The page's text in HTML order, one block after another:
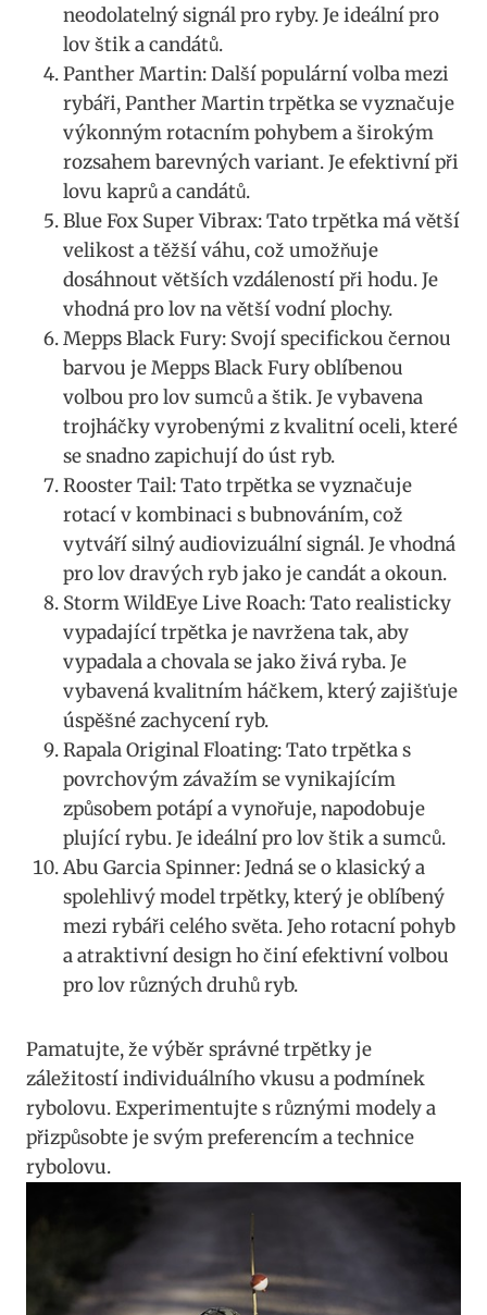
neodolatelný ‌signál pro ⁣ryby. Je ideální pro
‌lov štik a candátů.
Panther⁣ Martin: Další populární volba mezi
rybáři, Panther Martin trpětka se vyznačuje
⁢výkonným rotacním pohybem a širokým
rozsahem barevných variant. Je efektivní ‍při
lovu kaprů a candátů.
Blue Fox Super Vibrax:⁢ Tato trpětka má větší
velikost‍ a těžší váhu, což ​umožňuje
dosáhnout větších vzdáleností při hodu. Je
‍vhodná pro lov⁣ na větší vodní plochy.
Mepps Black ‍Fury: Svojí specifickou černou
‌barvou je Mepps‌ Black Fury oblíbenou
volbou pro lov sumců a‌ štik. Je vybavena
trojháčky‌ vyrobenými z kvalitní oceli, které
se‌ snadno zapichují ⁣do úst ryb.
Rooster Tail: Tato trpětka se vyznačuje
rotací v kombinaci s bubnováním,‍ což
vytváří silný audiovizuální‌ signál.‍ Je vhodná
pro ⁤lov dravých‍ ryb jako je‌ candát a okoun.
Storm⁤ WildEye Live Roach: Tato realisticky
vypadající trpětka je⁢ navržena tak, aby
vypadala a chovala se jako⁤ živá ryba. Je
⁣vybavená kvalitním háčkem, který zajišťuje
úspěšné zachycení ryb.
Rapala Original Floating: Tato trpětka s
povrchovým ⁣závažím se vynikajícím⁤
způsobem potápí a vynořuje, napodobuje
plující⁤ rybu. Je ideální pro lov štik a sumců.
Abu Garcia Spinner: Jedná se o klasický a
spolehlivý model⁢ trpětky, který je oblíbený
mezi rybáři celého světa. Jeho​ rotacní pohyb
a atraktivní design ho činí efektivní‌ volbou
pro lov různých druhů​ ryb.
Pamatujte, že výběr správné trpětky je ​
záležitostí individuálního vkusu a podmínek
rybolovu. Experimentujte s různými modely a
‍přizpůsobte je svým preferencím⁢ a technice
⁣rybolovu.